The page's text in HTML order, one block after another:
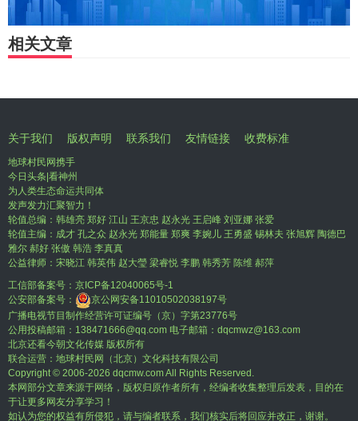
相关文章
关于我们 版权声明 联系我们 友情链接 收费标准
地球村民网携手
今日头条|看神州
为人类生态命运共同体
发声发力汇聚智力！
轮值总编：韩雄亮 郑好 江山 王京忠 赵永光 王启峰 刘亚娜 张爱
轮值主编：成才 孔之众 赵永光 郑能量 郑爽 李婉儿 王勇盛 锡林夫 张旭辉 陶德巴
雅尔 郝好 张傲 韩浩 李真真
公益律师：宋晓江 韩英伟 赵大瑩 梁睿悦 李鹏 韩秀芳 陈维 郝萍
工信部备案号： 京ICP备12040065号-1
公安部备案号：
京公网安备11010502038197号
广播电视节目制作经营许可证编号（京）字第23776号
公用投稿邮箱：138471666@qq.com 电子邮箱：dqcmwz@163.com
北京还看今朝文化传媒 版权所有
联合运营：地球村民网（北京）文化科技有限公司
Copyright © 2006-2026 dqcmw.com All Rights Reserved.
本网部分文章来源于网络，版权归原作者所有，经编者收集整理后发表，目的在
于让更多网友分享学习！
如认为您的权益有所侵犯，请与编者联系，我们核实后将回应并改正，谢谢。